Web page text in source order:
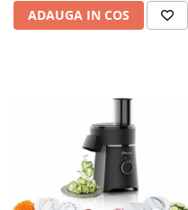
ADAUGA IN COS